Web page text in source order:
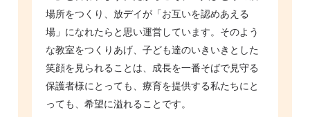
場所をつくり、放デイが「お互いを認めあえる
場」になれたらと思い運営しています。そのよう
な教室をつくりあげ、子ども達のいきいきとした
笑顔を見られることは、成長を一番そばで見守る
保護者様にとっても、療育を提供する私たちにと
っても、希望に溢れることです。